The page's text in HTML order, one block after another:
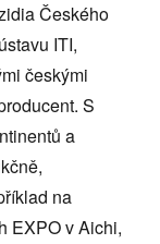
Českého
ITI,
českými
S
a
na
EXPO v Aichi,